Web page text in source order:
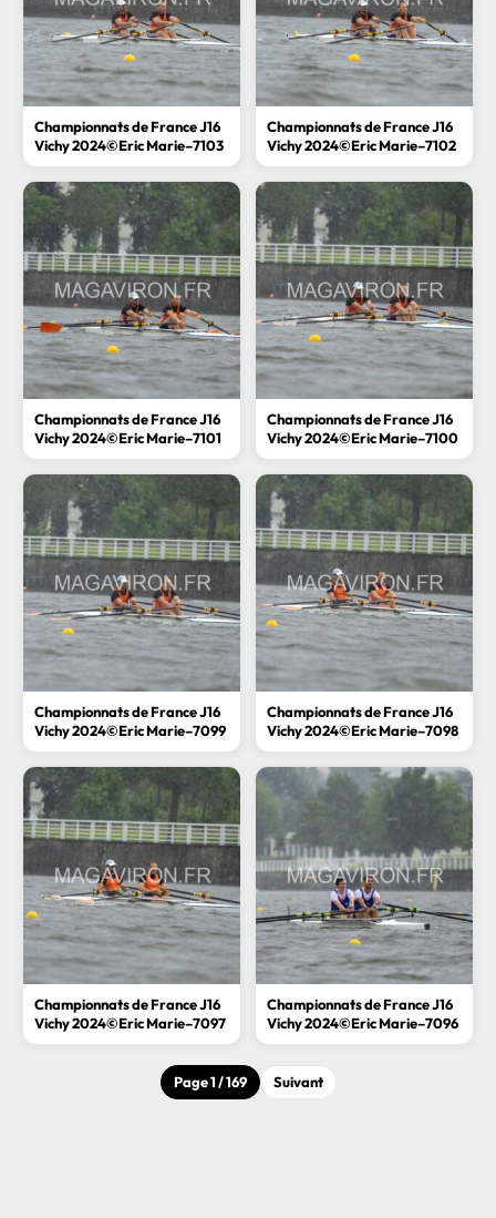
Championnats de France J16
Vichy 2024©Eric Marie–7103
Championnats de France J16
Vichy 2024©Eric Marie–7102
Championnats de France J16
Vichy 2024©Eric Marie–7101
Championnats de France J16
Vichy 2024©Eric Marie–7100
Championnats de France J16
Vichy 2024©Eric Marie–7099
Championnats de France J16
Vichy 2024©Eric Marie–7098
Championnats de France J16
Vichy 2024©Eric Marie–7097
Championnats de France J16
Vichy 2024©Eric Marie–7096
Page 1 / 169 Suivant